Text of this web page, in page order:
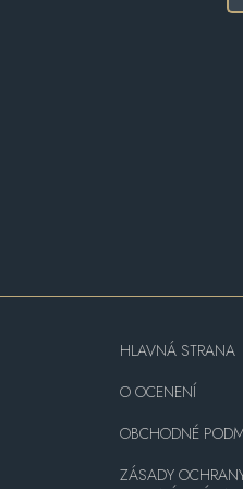
HLAVNÁ STRANA
O OCENENÍ
OBCHODNÉ
ZÁSADY